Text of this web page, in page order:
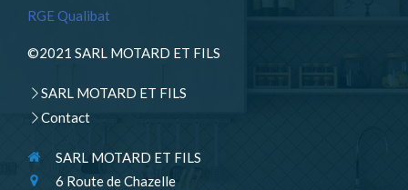
RGE Qualibat
©2021 SARL MOTARD ET FILS
SARL MOTARD ET FILS
Contact
SARL MOTARD ET FILS
6 Route de Chazelle